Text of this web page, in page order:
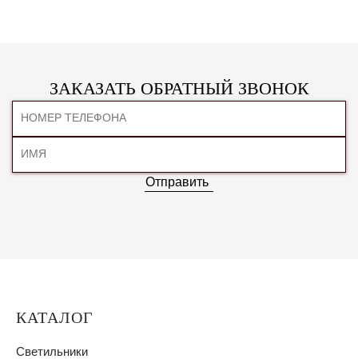
ЗАКАЗАТЬ ОБРАТНЫЙ ЗВОНОК
Отправить
КАТАЛОГ
Светильники